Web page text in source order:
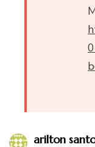
arilton